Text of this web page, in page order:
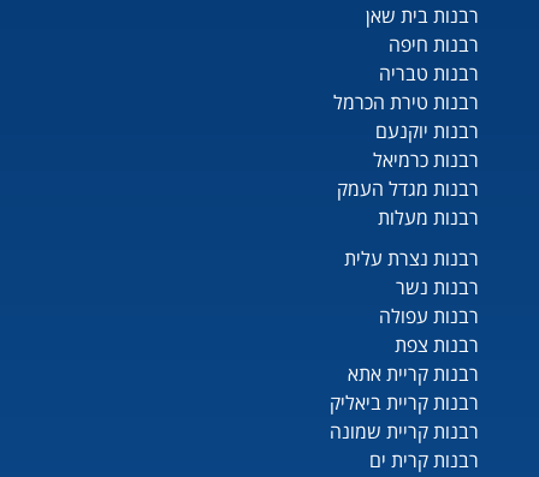
רבנות בית שאן
רבנות חיפה
רבנות טבריה
רבנות טירת הכרמל
רבנות יוקנעם
רבנות כרמיאל
רבנות מגדל העמק
רבנות מעלות
רבנות נצרת עלית
רבנות נשר
רבנות עפולה
רבנות צפת
רבנות קריית אתא
רבנות קריית ביאליק
רבנות קריית שמונה
רבנות קרית ים